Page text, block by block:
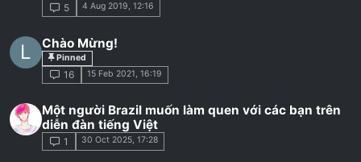
5 4 Aug 2019, 12:16
L Chào Mừng!
Pinned
16 15 Feb 2021, 16:19
Một người Brazil muốn làm quen với các bạn trên
diễn đàn tiếng Việt
1 30 Oct 2025, 17:28